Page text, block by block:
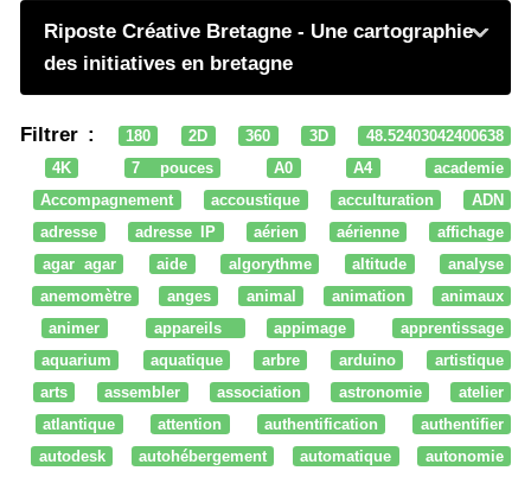
Riposte Créative Bretagne - Une cartographie
des initiatives en bretagne
Filtrer : 180 2D 360 3D
48.52403042400638
4K
7 pouces A0 A4
academie
Accompagnement
accoustique acculturation
ADN
adresse
adresse IP aérien aérienne
affichage
agar agar
aide algorythme altitude
analyse
anemomètre
anges animal animation
animaux
animer
appareils appimage
apprentissage
aquarium
aquatique arbre arduino
artistique
arts
assembler association astronomie
atelier
atlantique
attention authentification
authentifier
autodesk
autohébergement automatique
autonomie